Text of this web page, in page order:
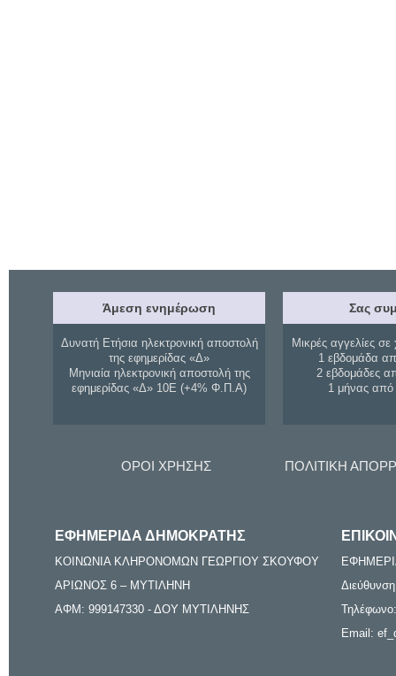
Άμεση ενημέρωση
Δυνατή Ετήσια ηλεκτρονική αποστολή
της εφημερίδας «Δ»
Μηνιαία ηλεκτρονική αποστολή της
εφημερίδας «Δ» 10Ε (+4% Φ.Π.Α)
Σας
Μικρές αγγελίες σε
1 εβδομάδα
2 εβδομάδες
1 μήνας
ΟΡΟΙ ΧΡΗΣΗΣ ΠΟΛΙΤΙΚΗ
ΕΦΗΜΕΡΙΔΑ ΔΗΜΟΚΡΑΤΗΣ
ΚΟΙΝΩΝΙΑ ΚΛΗΡΟΝΟΜΩΝ ΓΕΩΡΓΙΟΥ ΣΚΟΥΦΟΥ
ΑΡΙΩΝΟΣ 6 – ΜΥΤΙΛΗΝΗ
ΑΦΜ: 999147330 - ΔΟΥ ΜΥΤΙΛΗΝΗΣ
Email: